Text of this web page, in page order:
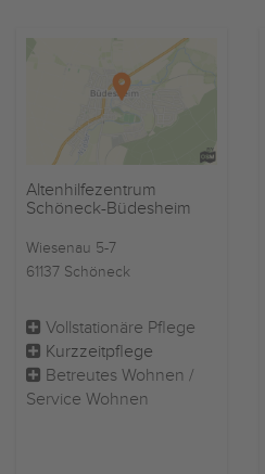
Altenhilfezentrum
Schöneck-Büdesheim
Wiesenau 5-7
61137 Schöneck
Vollstationäre Pflege
Kurzzeitpflege
Betreutes Wohnen /
Service Wohnen